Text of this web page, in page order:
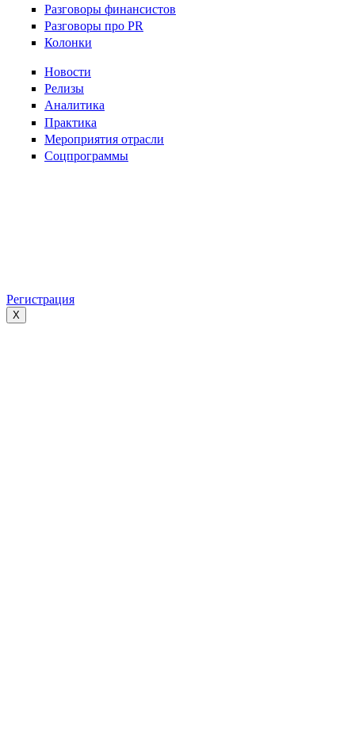
Разговоры финансистов
Разговоры про PR
Колонки
Новости
Релизы
Аналитика
Практика
Мероприятия отрасли
Соцпрограммы
Регистрация
X